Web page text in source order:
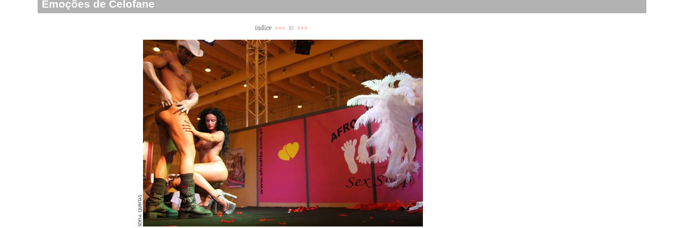
Emoções de Celofane
índice. <<< . 10 . >>>